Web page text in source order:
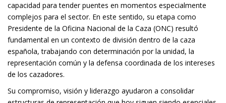
capacidad para tender puentes en momentos especialmente
complejos para el sector. En este sentido, su etapa como
Presidente de la Oficina Nacional de la Caza (ONC) resultó
fundamental en un contexto de división dentro de la caza
española, trabajando con determinación por la unidad, la
representación común y la defensa coordinada de los intereses
de los cazadores.
Su compromiso, visión y liderazgo ayudaron a consolidar